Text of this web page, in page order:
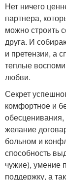
Нет ничего
партнера,
можно строить
друга. И
и претензии, а
теплые
любви.
Секрет
комфортное и
желание
больном и
способность
чужие), умение
поддержку, а